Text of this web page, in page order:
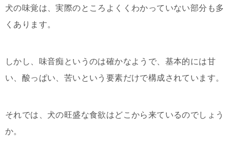
犬の味覚は、実際のところよくくわかっていない部分も多
くあります。
しかし、味音痴というのは確かなようで、基本的には甘
い、酸っぱい、苦いという要素だけで構成されています。
それでは、犬の旺盛な食欲はどこから来ているのでしょう
か。